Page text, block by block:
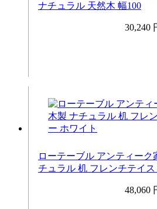
ナチュラル 天然木 幅100
30,240
ローテーブル アンティーク
チュラル 机 フレンチテイ
48,060